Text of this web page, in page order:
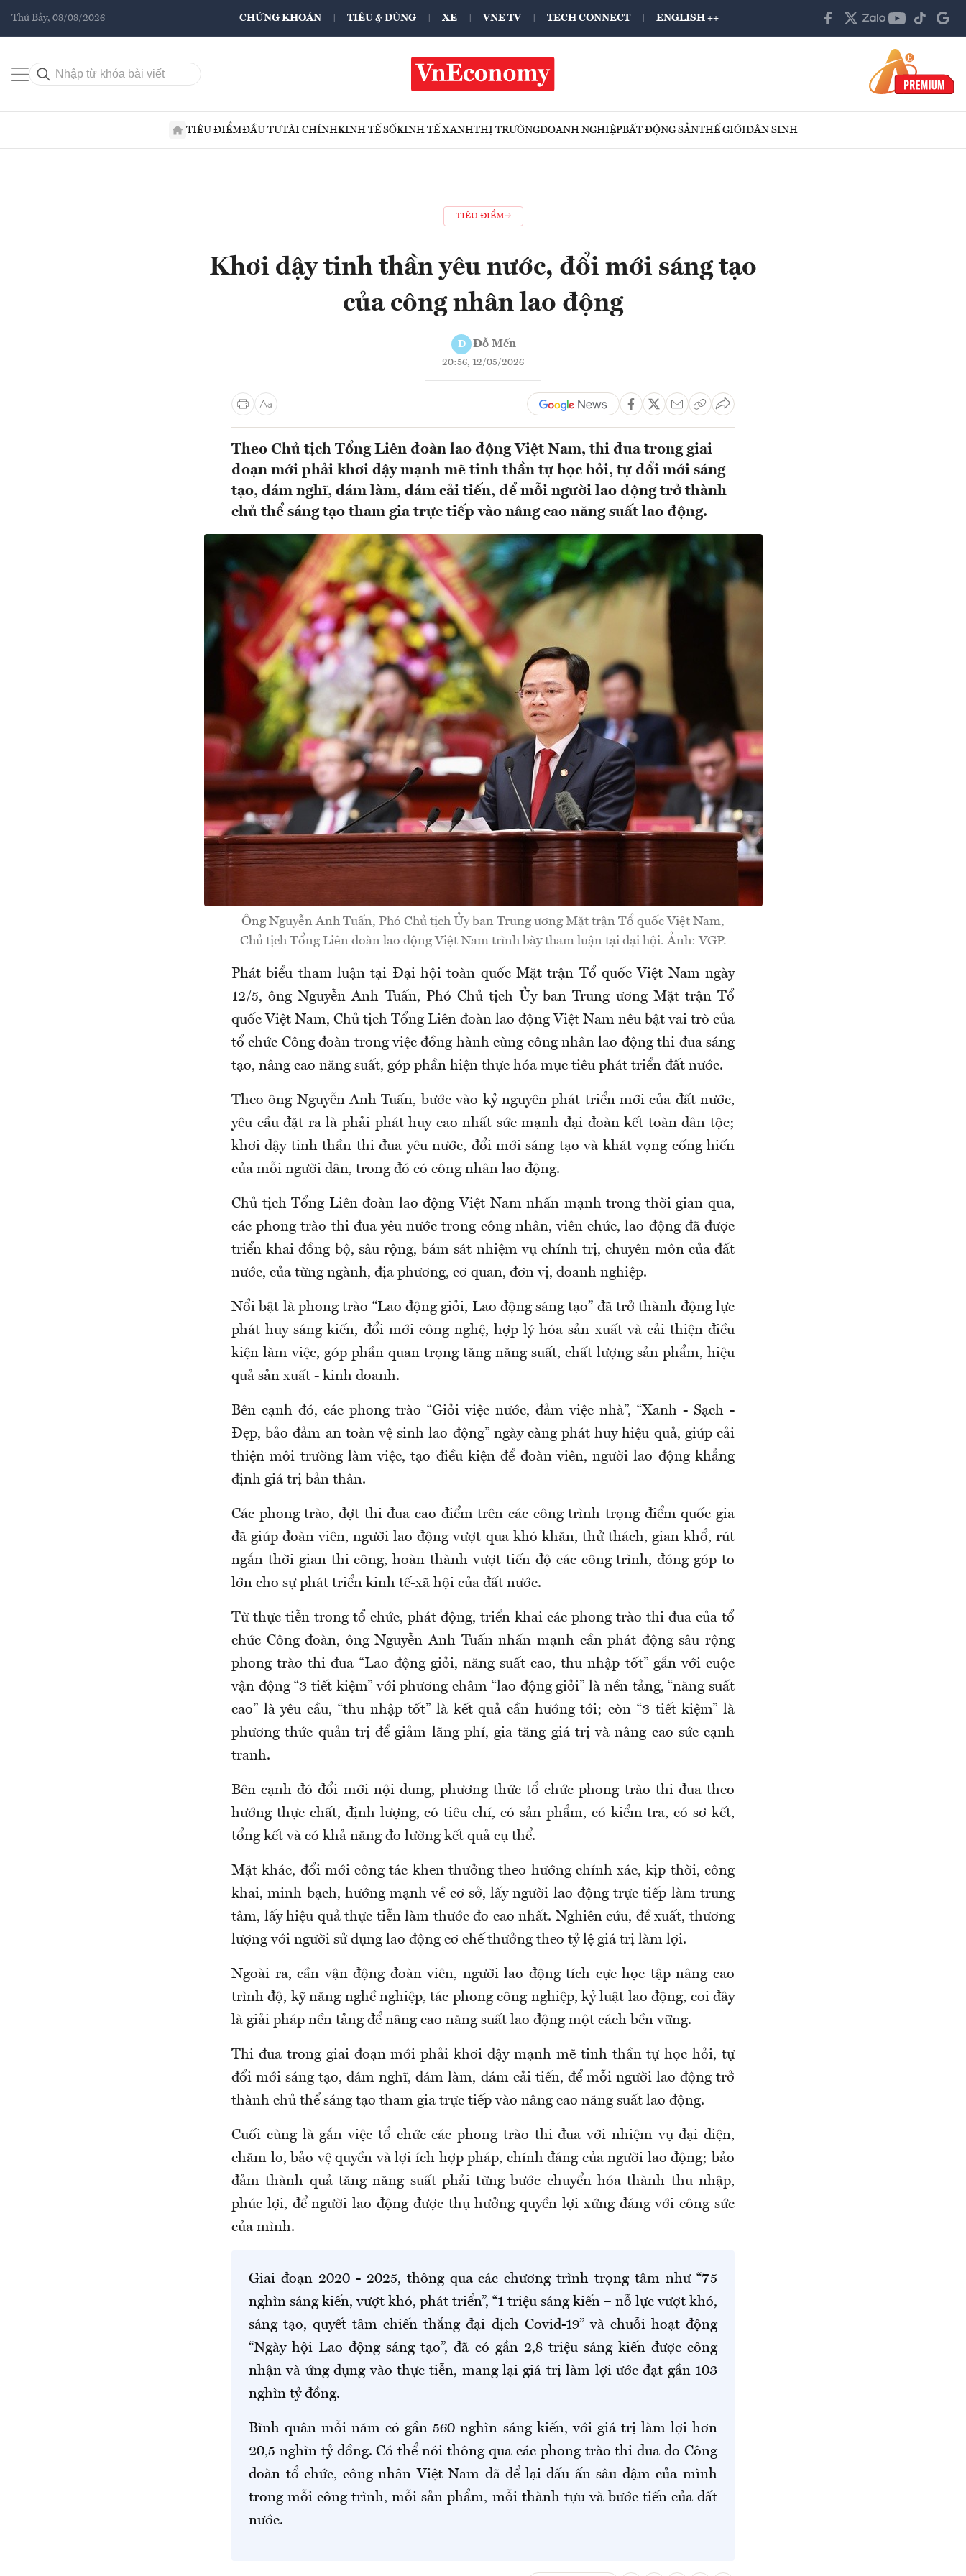
Thứ Bảy, 08/08/2026 CHỨNG KHOÁN TIÊU & DÙNG XE VNE TV TECH CONNECT ENGLISH ++
TIÊU ĐIỂMĐẦU TƯTÀI CHÍNHKINH TẾ SỐKINH TẾ XANHTHỊ TRƯỜNGDOANH NGHIỆPBẤT ĐỘNG SẢNTHẾ GIỚIDÂN SINH
TIÊU ĐIỂM
Khơi dậy tinh thần yêu nước, đổi mới sáng tạo
của công nhân lao động
Đ Đỗ Mến
20:56, 12/05/2026
Theo Chủ tịch Tổng Liên đoàn lao động Việt Nam, thi đua trong giai
đoạn mới phải khơi dậy mạnh mẽ tinh thần tự học hỏi, tự đổi mới sáng
tạo, dám nghĩ, dám làm, dám cải tiến, để mỗi người lao động trở thành
chủ thể sáng tạo tham gia trực tiếp vào nâng cao năng suất lao động.
Ông Nguyễn Anh Tuấn, Phó Chủ tịch Ủy ban Trung ương Mặt trận Tổ quốc Việt Nam,
Chủ tịch Tổng Liên đoàn lao động Việt Nam trình bày tham luận tại đại hội. Ảnh: VGP.
Phát biểu tham luận tại Đại hội toàn quốc Mặt trận Tổ quốc Việt Nam ngày
12/5, ông Nguyễn Anh Tuấn, Phó Chủ tịch Ủy ban Trung ương Mặt trận Tổ
quốc Việt Nam, Chủ tịch Tổng Liên đoàn lao động Việt Nam nêu bật vai trò của
tổ chức Công đoàn trong việc đồng hành cùng công nhân lao động thi đua sáng
tạo, nâng cao năng suất, góp phần hiện thực hóa mục tiêu phát triển đất nước.
Theo ông Nguyễn Anh Tuấn, bước vào kỷ nguyên phát triển mới của đất nước,
yêu cầu đặt ra là phải phát huy cao nhất sức mạnh đại đoàn kết toàn dân tộc;
khơi dậy tinh thần thi đua yêu nước, đổi mới sáng tạo và khát vọng cống hiến
của mỗi người dân, trong đó có công nhân lao động.
Chủ tịch Tổng Liên đoàn lao động Việt Nam nhấn mạnh trong thời gian qua,
các phong trào thi đua yêu nước trong công nhân, viên chức, lao động đã được
triển khai đồng bộ, sâu rộng, bám sát nhiệm vụ chính trị, chuyên môn của đất
nước, của từng ngành, địa phương, cơ quan, đơn vị, doanh nghiệp.
Nổi bật là phong trào “Lao động giỏi, Lao động sáng tạo” đã trở thành động lực
phát huy sáng kiến, đổi mới công nghệ, hợp lý hóa sản xuất và cải thiện điều
kiện làm việc, góp phần quan trọng tăng năng suất, chất lượng sản phẩm, hiệu
quả sản xuất - kinh doanh.
Bên cạnh đó, các phong trào “Giỏi việc nước, đảm việc nhà”, “Xanh - Sạch -
Đẹp, bảo đảm an toàn vệ sinh lao động” ngày càng phát huy hiệu quả, giúp cải
thiện môi trường làm việc, tạo điều kiện để đoàn viên, người lao động khẳng
định giá trị bản thân.
Các phong trào, đợt thi đua cao điểm trên các công trình trọng điểm quốc gia
đã giúp đoàn viên, người lao động vượt qua khó khăn, thử thách, gian khổ, rút
ngắn thời gian thi công, hoàn thành vượt tiến độ các công trình, đóng góp to
lớn cho sự phát triển kinh tế-xã hội của đất nước.
Từ thực tiễn trong tổ chức, phát động, triển khai các phong trào thi đua của tổ
chức Công đoàn, ông Nguyễn Anh Tuấn nhấn mạnh cần phát động sâu rộng
phong trào thi đua “Lao động giỏi, năng suất cao, thu nhập tốt” gắn với cuộc
vận động “3 tiết kiệm” với phương châm “lao động giỏi” là nền tảng, “năng suất
cao” là yêu cầu, “thu nhập tốt” là kết quả cần hướng tới; còn “3 tiết kiệm” là
phương thức quản trị để giảm lãng phí, gia tăng giá trị và nâng cao sức cạnh
tranh.
Bên cạnh đó đổi mới nội dung, phương thức tổ chức phong trào thi đua theo
hướng thực chất, định lượng, có tiêu chí, có sản phẩm, có kiểm tra, có sơ kết,
tổng kết và có khả năng đo lường kết quả cụ thể.
Mặt khác, đổi mới công tác khen thưởng theo hướng chính xác, kịp thời, công
khai, minh bạch, hướng mạnh về cơ sở, lấy người lao động trực tiếp làm trung
tâm, lấy hiệu quả thực tiễn làm thước đo cao nhất. Nghiên cứu, đề xuất, thương
lượng với người sử dụng lao động cơ chế thưởng theo tỷ lệ giá trị làm lợi.
Ngoài ra, cần vận động đoàn viên, người lao động tích cực học tập nâng cao
trình độ, kỹ năng nghề nghiệp, tác phong công nghiệp, kỷ luật lao động, coi đây
là giải pháp nền tảng để nâng cao năng suất lao động một cách bền vững.
Thi đua trong giai đoạn mới phải khơi dậy mạnh mẽ tinh thần tự học hỏi, tự
đổi mới sáng tạo, dám nghĩ, dám làm, dám cải tiến, để mỗi người lao động trở
thành chủ thể sáng tạo tham gia trực tiếp vào nâng cao năng suất lao động.
Cuối cùng là gắn việc tổ chức các phong trào thi đua với nhiệm vụ đại diện,
chăm lo, bảo vệ quyền và lợi ích hợp pháp, chính đáng của người lao động; bảo
đảm thành quả tăng năng suất phải từng bước chuyển hóa thành thu nhập,
phúc lợi, để người lao động được thụ hưởng quyền lợi xứng đáng với công sức
của mình.
Giai đoạn 2020 - 2025, thông qua các chương trình trọng tâm như “75
nghìn sáng kiến, vượt khó, phát triển”, “1 triệu sáng kiến – nỗ lực vượt khó,
sáng tạo, quyết tâm chiến thắng đại dịch Covid-19” và chuỗi hoạt động
“Ngày hội Lao động sáng tạo”, đã có gần 2,8 triệu sáng kiến được công
nhận và ứng dụng vào thực tiễn, mang lại giá trị làm lợi ước đạt gần 103
nghìn tỷ đồng.
Bình quân mỗi năm có gần 560 nghìn sáng kiến, với giá trị làm lợi hơn
20,5 nghìn tỷ đồng. Có thể nói thông qua các phong trào thi đua do Công
đoàn tổ chức, công nhân Việt Nam đã để lại dấu ấn sâu đậm của mình
trong mỗi công trình, mỗi sản phẩm, mỗi thành tựu và bước tiến của đất
nước.